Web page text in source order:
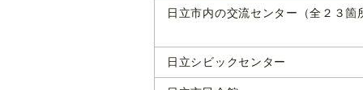
日立市内の交流センター（全２３箇
日立シビックセンター